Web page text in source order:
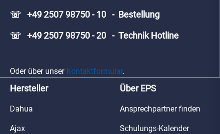
☏ +49 2507 98750 - 10 - Bestellung
☏ +49 2507 98750 - 20 - Technik Hotline
Oder über unser Kontaktformular.
Hersteller
Dahua
Ajax
Über EPS
Ansprechpartner finden
Schulungs-Kalender